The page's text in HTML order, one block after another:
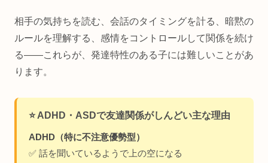
相手の気持ちを読む、会話のタイミングを計る、暗黙の
ルールを理解する、感情をコントロールして関係を続け
る——これらが、発達特性のある子には難しいことがあ
ります。
⭐️ ADHD・ASDで友達関係がしんどい主な理由
ADHD（特に不注意優勢型）
✅ 話を聞いているようで上の空になる